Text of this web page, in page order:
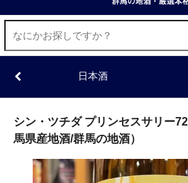
日本酒
シン・ツチダ プリンセスサリー
馬県産地酒/群馬の地酒）